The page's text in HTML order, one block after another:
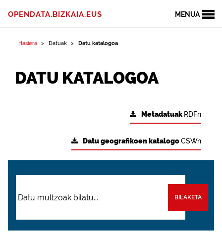
MENUA
OPENDATA.BIZKAIA.EUS
Hasiera Datuak Datu katalogoa
DATU KATALOGOA
Metadatuak RDFn
Datu geografikoen katalogoCSWn
BILAKETA